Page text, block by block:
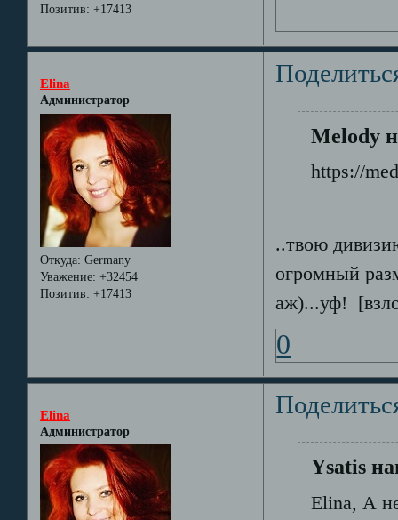
Позитив: +17413
Elina
Администратор
Откуда: Germany
Уважение: +32454
Позитив: +17413
Melody
https://
..твою
огромный
аж)...уф!
0
Elina
Администратор
Ysatis
Elina, А